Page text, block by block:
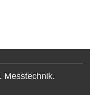
Messtechnik.